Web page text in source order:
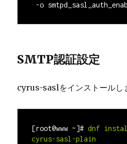
-o
SMTP認証設定
cyrus-saslをインストールし
[root@www ~]# dnf
cyrus-sasl-plain